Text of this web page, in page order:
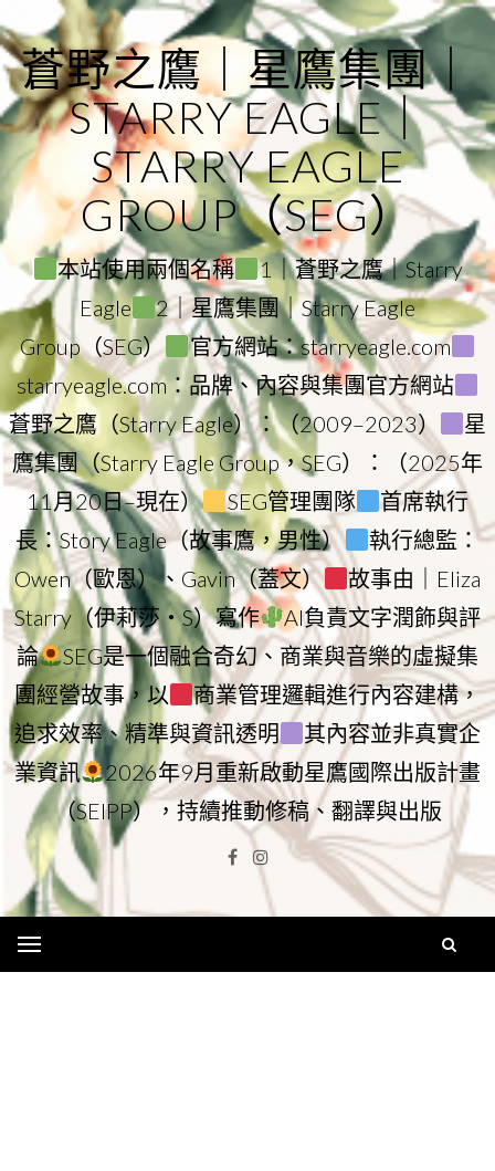
to
content
蒼野之鷹｜星鷹集團｜
STARRY EAGLE｜
STARRY EAGLE
GROUP（SEG）
本站使用兩個名稱
1｜蒼野之鷹｜Starry
Eagle
2｜星鷹集團｜Starry Eagle
Group（SEG）
官方網站：starryeagle.com
starryeagle.com：品牌、內容與集團官方網站
蒼野之鷹（Starry Eagle）：（2009–2023）
星
鷹集團（Starry Eagle Group，SEG）：（2025年
11月20日–現在）
SEG管理團隊
首席執行
長：Story Eagle（故事鷹，男性）
執行總監：
Owen（歐恩）、Gavin（蓋文）
故事由｜Eliza
Starry（伊莉莎・S）寫作
AI負責文字潤飾與評
論
SEG是一個融合奇幻、商業與音樂的虛擬集
團經營故事，以
商業管理邏輯進行內容建構，
追求效率、精準與資訊透明
其內容並非真實企
業資訊
2026年9月重新啟動星鷹國際出版計畫
（SEIPP），持續推動修稿、翻譯與出版
Facebook
Instagram